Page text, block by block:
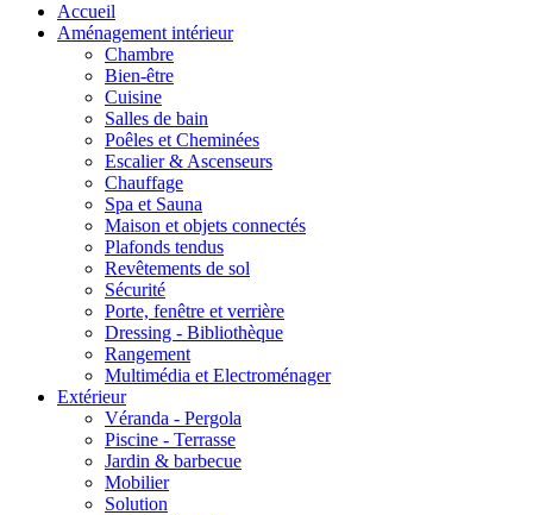
Accueil
Aménagement intérieur
Chambre
Bien-être
Cuisine
Salles de bain
Poêles et Cheminées
Escalier & Ascenseurs
Chauffage
Spa et Sauna
Maison et objets connectés
Plafonds tendus
Revêtements de sol
Sécurité
Porte, fenêtre et verrière
Dressing - Bibliothèque
Rangement
Multimédia et Electroménager
Extérieur
Véranda - Pergola
Piscine - Terrasse
Jardin & barbecue
Mobilier
Solution